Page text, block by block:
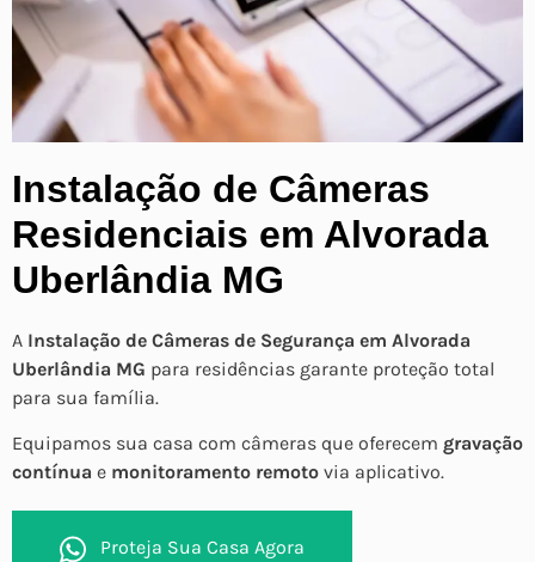
Instalação de Câmeras
Residenciais em Alvorada
Uberlândia MG
A Instalação de Câmeras de Segurança em Alvorada
Uberlândia MG para residências garante proteção total
para sua família.
Equipamos sua casa com câmeras que oferecem gravação
contínua e monitoramento remoto via aplicativo.
Proteja Sua Casa Agora